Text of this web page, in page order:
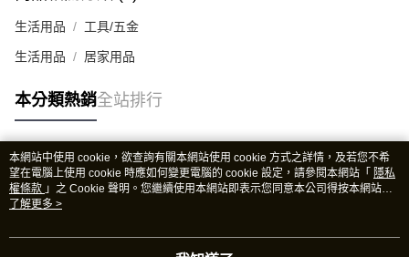
生活用品 工具/五金
生活用品 居家用品
本分類熱銷全站排行
熱門標籤
本網站中使用 cookie，欲查詢有關本網站使用 cookie 方式之詳情，及若您不希
望在電腦上使用 cookie 時應如何變更電腦的 cookie 設定，請參閱本網站「 隱私
權條款 」之 Cookie 聲明。您繼續使用本網站即表示您同意本公司得按本網站使
用條款之 Cookie 聲明使用 cookie。
了解更多 >